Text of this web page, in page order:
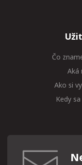
Čo
Aká
Ako si
Kedy